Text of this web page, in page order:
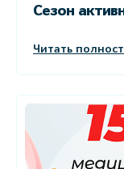
Сезон
Читать